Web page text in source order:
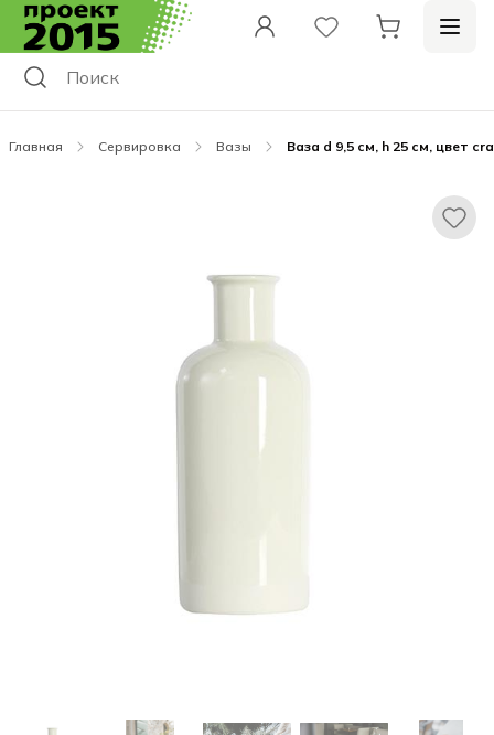
Главная Сервировка Вазы Ваза d 9,5 см, h 25 см, цвет